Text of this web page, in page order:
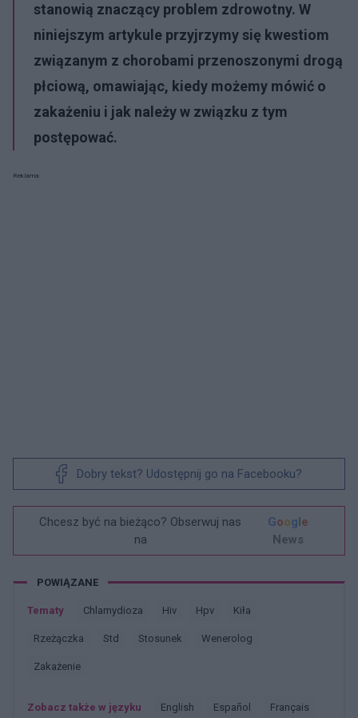
stanowią znaczący problem zdrowotny. W
niniejszym artykule przyjrzymy się kwestiom
związanym z chorobami przenoszonymi drogą
płciową, omawiając, kiedy możemy mówić o
zakażeniu i jak należy w związku z tym
postępować.
Reklama:
Dobry tekst? Udostępnij go na Facebooku?
Chcesz być na bieżąco? Obserwuj nas
na
Google
News
POWIĄZANE
Tematy Chlamydioza Hiv Hpv Kiła
Rzeżączka Std Stosunek Wenerolog
Zakażenie
Zobacz także w języku english español français